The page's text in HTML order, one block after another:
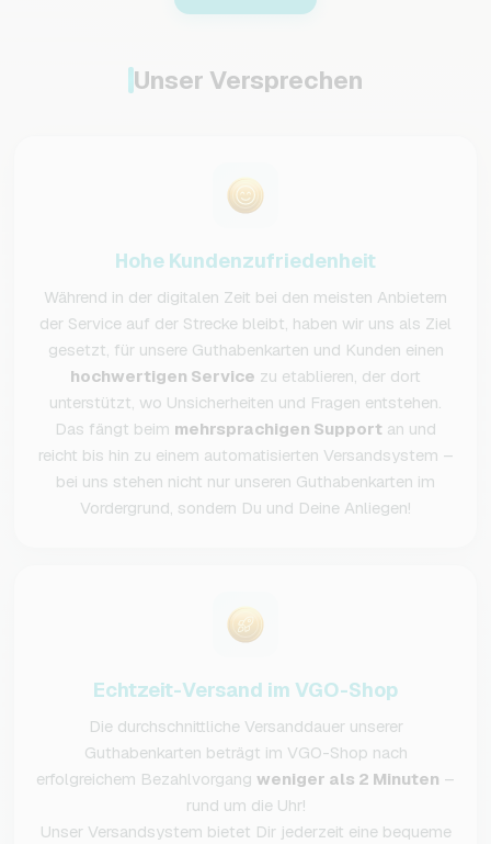
Unser Versprechen
Hohe Kundenzufriedenheit
Während in der digitalen Zeit bei den meisten Anbietern
der Service auf der Strecke bleibt, haben wir uns als Ziel
gesetzt, für unsere Guthabenkarten und Kunden einen
hochwertigen Service zu etablieren, der dort
unterstützt, wo Unsicherheiten und Fragen entstehen.
Das fängt beim mehrsprachigen Support an und
reicht bis hin zu einem automatisierten Versandsystem –
bei uns stehen nicht nur unseren Guthabenkarten im
Vordergrund, sondern Du und Deine Anliegen!
Echtzeit-Versand im VGO-Shop
Die durchschnittliche Versanddauer unserer
Guthabenkarten beträgt im VGO-Shop nach
erfolgreichem Bezahlvorgang weniger als 2 Minuten –
rund um die Uhr!
Unser Versandsystem bietet Dir jederzeit eine bequeme